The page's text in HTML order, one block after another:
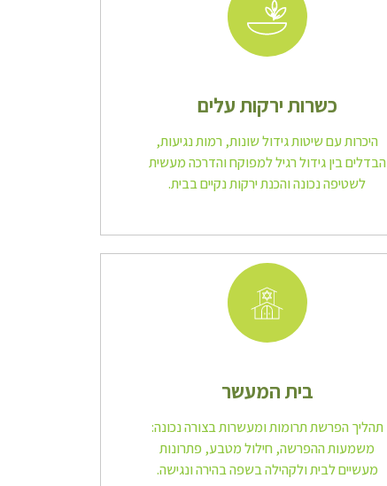
כשרות ירקות עלים
היכרות עם שיטות גידול שונות, רמות נגיעות,
הבדלים בין גידול רגיל למפוקח והדרכה מעשית
לשטיפה נכונה והכנת ירקות נקיים בבית.
בית המעשר
תהליך הפרשת תרומות ומעשרות בצורה נכונה:
משמעות ההפרשה, חילול מטבע, פתרונות
מעשיים לבית ולקהילה בשפה בהירה ונגישה.